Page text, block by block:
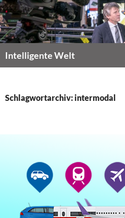
Zum
Inhalt
springen
Intelligente Welt
Schlagwortarchiv: intermodal